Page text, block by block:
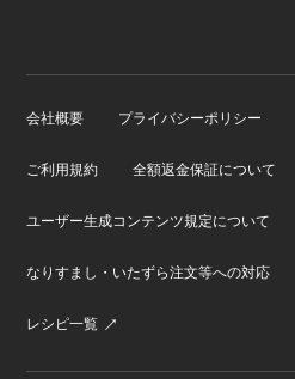
会社概要 プライバシーポリシー
ご利用規約 全額返金保証について
ユーザー生成コンテンツ規定について
なりすまし・いたずら注文等への対応
レシピ一覧